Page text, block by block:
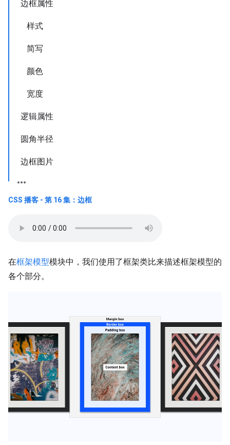
边框属性
样式
简写
颜色
宽度
逻辑属性
圆角半径
边框图片
CSS 播客 - 第 16 集：边框
在框架模型模块中，我们使用了框架类比来描述框架模型的
各个部分。